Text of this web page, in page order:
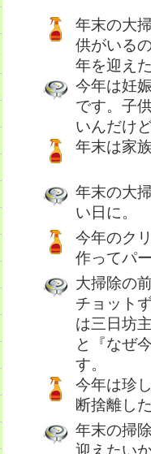
年末の大
供がいる
年を迎え
今年は妊
です。子
いんだけ
年末は家
年末の大
い日に。
今年のク
作ってパ
大掃除の
チョット
は三日坊
と『なぜ
す。
今年は珍
断捨離し
年末の掃
迎えたい